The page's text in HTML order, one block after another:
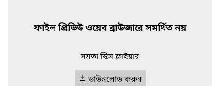
ফাইল প্রিভিউ ওয়েব ব্রাউজারে সমর্থিত নয়
সমতা স্কিম ফ্লাইয়ার
ডাউনলোড করুন